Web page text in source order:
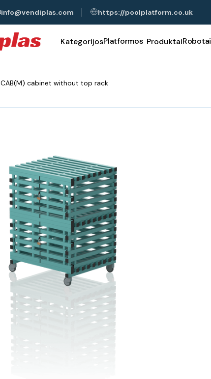
info@vendiplas.com https://poolplatform.co.uk
KategorijosPlatformos ProduktaiRobotai
CAB(M) cabinet without top rack